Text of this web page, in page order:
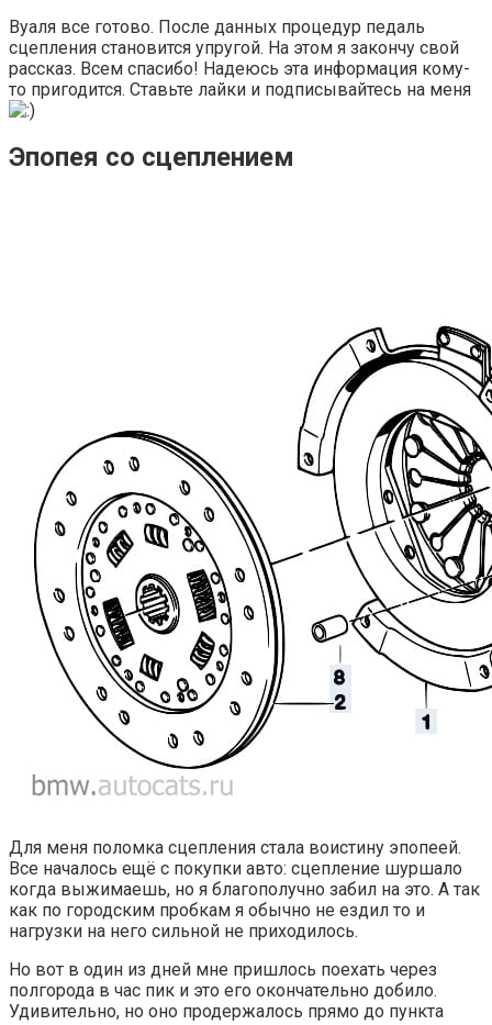
Вуаля все готово. После данных процедур педаль
сцепления становится упругой. На этом я закончу свой
рассказ. Всем спасибо! Надеюсь эта информация кому-
то пригодится. Ставьте лайки и подписывайтесь на меня
Эпопея со сцеплением
Для меня поломка сцепления стала воистину эпопеей.
Все началось ещё с покупки авто: сцепление шуршало
когда выжимаешь, но я благополучно забил на это. А так
как по городским пробкам я обычно не ездил то и
нагрузки на него сильной не приходилось.
Но вот в один из дней мне пришлось поехать через
полгорода в час пик и это его окончательно добило.
Удивительно, но оно продержалось прямо до пункта